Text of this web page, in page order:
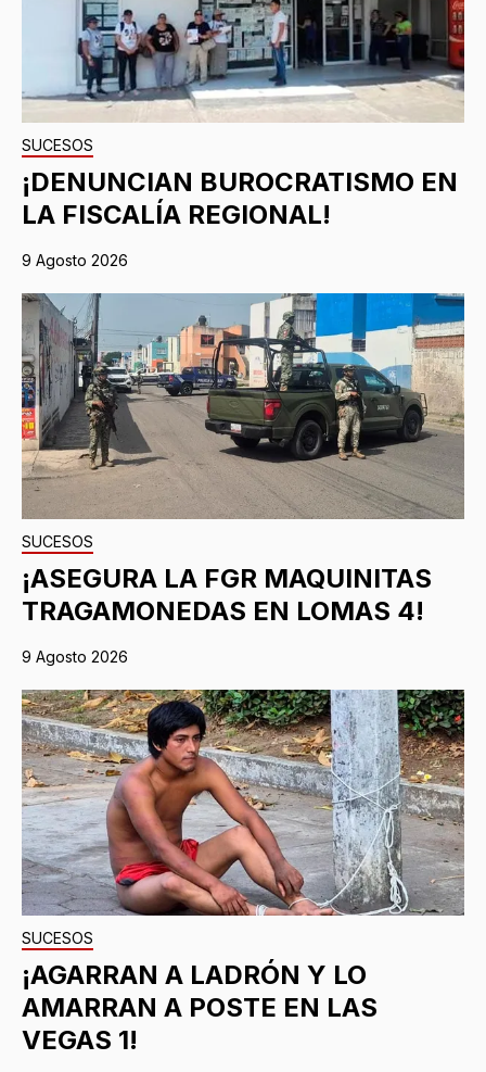
SUCESOS
¡DENUNCIAN BUROCRATISMO EN
LA FISCALÍA REGIONAL!
9 Agosto 2026
SUCESOS
¡ASEGURA LA FGR MAQUINITAS
TRAGAMONEDAS EN LOMAS 4!
9 Agosto 2026
SUCESOS
¡AGARRAN A LADRÓN Y LO
AMARRAN A POSTE EN LAS
VEGAS 1!